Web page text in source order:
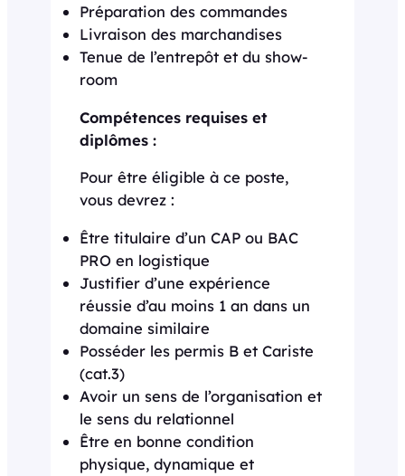
Préparation des commandes
Livraison des marchandises
Tenue de l’entrepôt et du show-
room
Compétences requises et
diplômes :
Pour être éligible à ce poste,
vous devrez :
Être titulaire d’un CAP ou BAC
PRO en logistique
Justifier d’une expérience
réussie d’au moins 1 an dans un
domaine similaire
Posséder les permis B et Cariste
(cat.3)
Avoir un sens de l’organisation et
le sens du relationnel
Être en bonne condition
physique, dynamique et